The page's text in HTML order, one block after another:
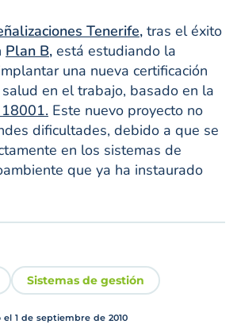
Tenerife, tras el éxito
Plan B, está estudiando la
una nueva certificación
en el trabajo, basado en la
Este nuevo proyecto no
dificultades, debido a que se
en los sistemas de
que ya ha instaurado
Sistemas de gestión
el 1 de septiembre de 2010